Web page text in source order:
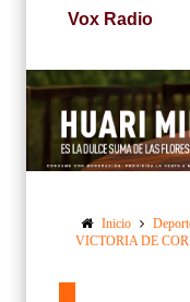
Vox Radio
Inicio
VICTORIA DE